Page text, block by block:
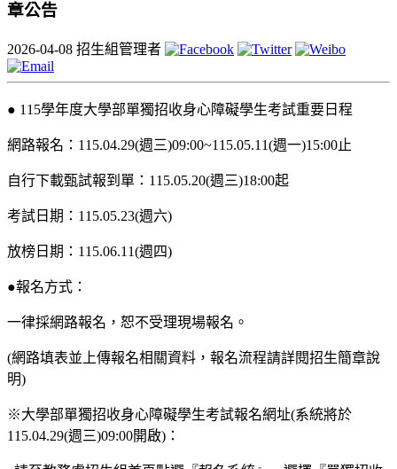
章公告
2026-04-08 招生組管理者
● 115學年度大學部單獨招收身心障礙學生考試重要日程
網路報名：115.04.29(週三)09:00~115.05.11(週一)15:00止
自行下載甄試報到單：115.05.20(週三)18:00起
考試日期：115.05.23(週六)
放榜日期：115.06.11(週四)
●報名方式：
一律採網路報名，恕不受理現場報名。
(網路填表並上傳報名相關資料，報名流程請詳閱招生簡章說
明)
※大學部單獨招收身心障礙學生考試報名網址(系統將於
115.04.29(週三)09:00開啟)：